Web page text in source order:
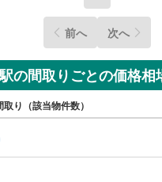
部オレンジ色資料請求ボタン】よ
前へ 次へ
の間取りごとの価格相
取り（該当物件数）